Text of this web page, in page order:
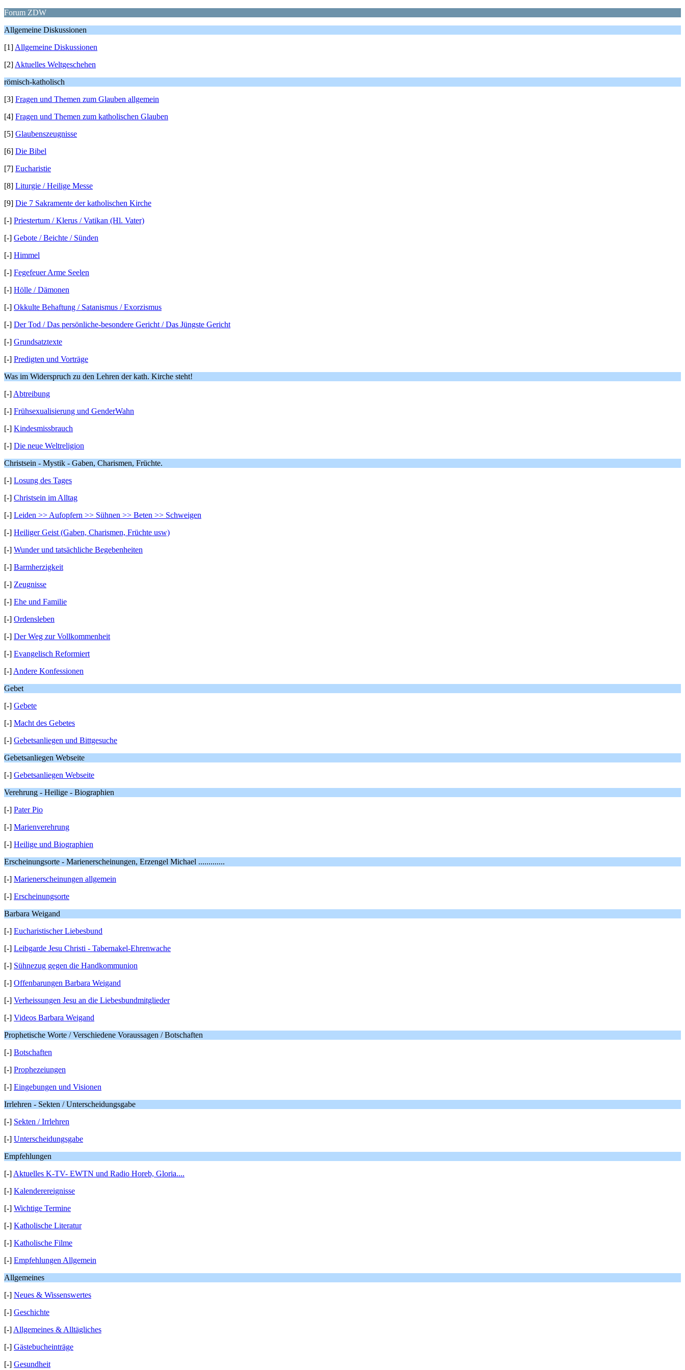
Forum ZDW
Allgemeine Diskussionen
[1] Allgemeine Diskussionen
[2] Aktuelles Weltgeschehen
römisch-katholisch
[3] Fragen und Themen zum Glauben allgemein
[4] Fragen und Themen zum katholischen Glauben
[5] Glaubenszeugnisse
[6] Die Bibel
[7] Eucharistie
[8] Liturgie / Heilige Messe
[9] Die 7 Sakramente der katholischen Kirche
[-] Priestertum / Klerus / Vatikan (Hl. Vater)
[-] Gebote / Beichte / Sünden
[-] Himmel
[-] Fegefeuer Arme Seelen
[-] Hölle / Dämonen
[-] Okkulte Behaftung / Satanismus / Exorzismus
[-] Der Tod / Das persönliche-besondere Gericht / Das Jüngste Gericht
[-] Grundsatztexte
[-] Predigten und Vorträge
Was im Widerspruch zu den Lehren der kath. Kirche steht!
[-] Abtreibung
[-] Frühsexualisierung und GenderWahn
[-] Kindesmissbrauch
[-] Die neue Weltreligion
Christsein - Mystik - Gaben, Charismen, Früchte.
[-] Losung des Tages
[-] Christsein im Alltag
[-] Leiden >> Aufopfern >> Sühnen >> Beten >> Schweigen
[-] Heiliger Geist (Gaben, Charismen, Früchte usw)
[-] Wunder und tatsächliche Begebenheiten
[-] Barmherzigkeit
[-] Zeugnisse
[-] Ehe und Familie
[-] Ordensleben
[-] Der Weg zur Vollkommenheit
[-] Evangelisch Reformiert
[-] Andere Konfessionen
Gebet
[-] Gebete
[-] Macht des Gebetes
[-] Gebetsanliegen und Bittgesuche
Gebetsanliegen Webseite
[-] Gebetsanliegen Webseite
Verehrung - Heilige - Biographien
[-] Pater Pio
[-] Marienverehrung
[-] Heilige und Biographien
Erscheinungsorte - Marienerscheinungen, Erzengel Michael .............
[-] Marienerscheinungen allgemein
[-] Erscheinungsorte
Barbara Weigand
[-] Eucharistischer Liebesbund
[-] Leibgarde Jesu Christi - Tabernakel-Ehrenwache
[-] Sühnezug gegen die Handkommunion
[-] Offenbarungen Barbara Weigand
[-] Verheissungen Jesu an die Liebesbundmitglieder
[-] Videos Barbara Weigand
Prophetische Worte / Verschiedene Voraussagen / Botschaften
[-] Botschaften
[-] Prophezeiungen
[-] Eingebungen und Visionen
Irrlehren - Sekten / Unterscheidungsgabe
[-] Sekten / Irrlehren
[-] Unterscheidungsgabe
Empfehlungen
[-] Aktuelles K-TV- EWTN und Radio Horeb, Gloria....
[-] Kalenderereignisse
[-] Wichtige Termine
[-] Katholische Literatur
[-] Katholische Filme
[-] Empfehlungen Allgemein
Allgemeines
[-] Neues & Wissenswertes
[-] Geschichte
[-] Allgemeines & Alltägliches
[-] Gästebucheinträge
[-] Gesundheit